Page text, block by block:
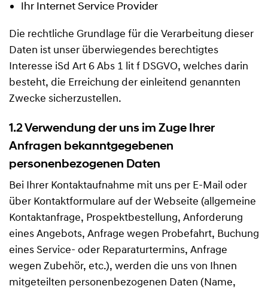
Ihr Internet Service Provider
Die rechtliche Grundlage für die Verarbeitung dieser
Daten ist unser überwiegendes berechtigtes
Interesse iSd Art 6 Abs 1 lit f DSGVO, welches darin
besteht, die Erreichung der einleitend genannten
Zwecke sicherzustellen.
1.2 Verwendung der uns im Zuge Ihrer
Anfragen bekanntgegebenen
personenbezogenen Daten
Bei Ihrer Kontaktaufnahme mit uns per E-Mail oder
über Kontaktformulare auf der Webseite (allgemeine
Kontaktanfrage, Prospektbestellung, Anforderung
eines Angebots, Anfrage wegen Probefahrt, Buchung
eines Service- oder Reparaturtermins, Anfrage
wegen Zubehör, etc.), werden die uns von Ihnen
mitgeteilten personenbezogenen Daten (Name,